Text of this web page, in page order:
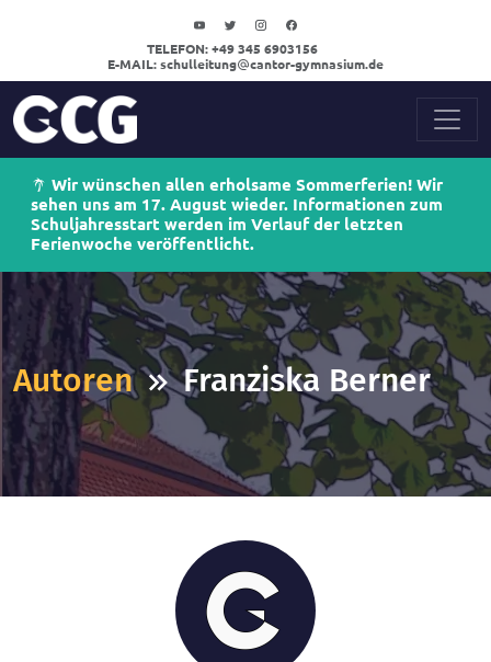
TELEFON: +49 345 6903156
E-MAIL: schulleitung cantor-gymnasium.de
Wir wünschen allen erholsame Sommerferien! Wir
sehen uns am 17. August wieder. Informationen zum
Schuljahresstart werden im Verlauf der letzten
Ferienwoche veröffentlicht.
Autoren Franziska Berner